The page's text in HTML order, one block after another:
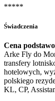
*****
Świadczenia
Cena
Arke Fly do
transfery
hotelowych,
polskiego
KL, CP,